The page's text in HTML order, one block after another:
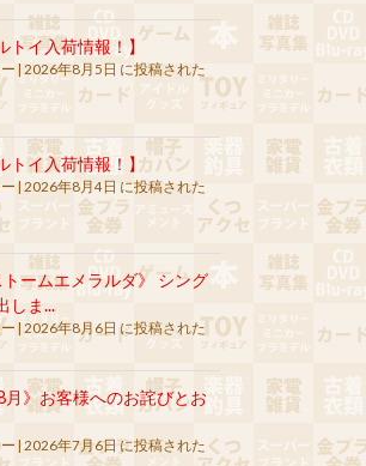
トイ入荷情報！】
| 2026年8月5日 に投稿された
トイ入荷情報！】
| 2026年8月4日 に投稿された
ームエメラルダ》 シング
しま...
2026年8月6日 に投稿された
月》お客様へのお詫びとお
|2026年7月6日 に投稿された